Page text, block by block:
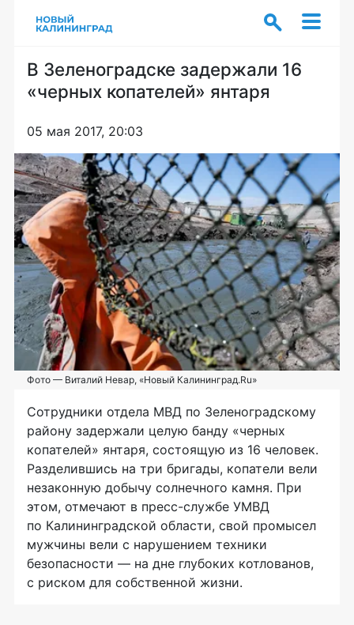
В Зеленоградске задержали 16
«черных копателей» янтаря
05 мая 2017, 20:03
Фото — Виталий Невар, «Новый Калининград.Ru»
Сотрудники отдела МВД по Зеленоградскому
району задержали целую банду «черных
копателей» янтаря, состоящую из 16 человек.
Разделившись на три бригады, копатели вели
незаконную добычу солнечного камня. При
этом, отмечают в пресс-службе УМВД
по Калининградской области, свой промысел
мужчины вели с нарушением техники
безопасности — на дне глубоких котлованов,
с риском для собственной жизни.